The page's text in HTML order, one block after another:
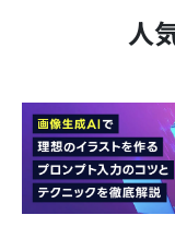
人